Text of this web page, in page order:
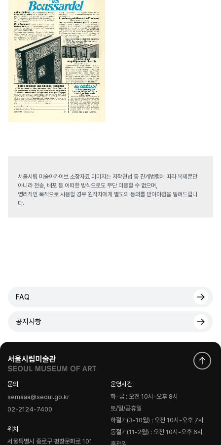
서울시립 미술아카이브 소장자료 이미지는 저작권법 등 관계법령에 따라 복제뿐만
아니라 전송, 배포 등 어떠한 방식으로도 무단 이용할 수 없으며,
영리적인 목적으로 사용할 경우 원작자에게 별도의 동의를 받아야함을 알려드립니
다.
FAQ
공지사항
문의
semaaa@seoul.go.kr
02-2124-7400
위치
서울특별시 종로구 평창문화로 101
운영시간
화-금 : 오전 10시-오후 8시
토/일/공휴일
하절기(3-10월) : 오전 10시-오후 7시
동절기(11-2월) : 오전 10시-오후 6시